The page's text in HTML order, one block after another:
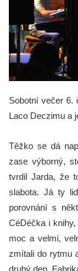
Sobotní večer 6.
Laco Deczimu a
Těžko se dá
zase výborný,
tvrdil Jarda, že
slabota. Já ty
porovnání s
CéDéčka i
moc a velmi,
zmítali do rytmu